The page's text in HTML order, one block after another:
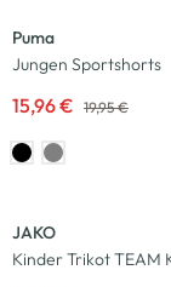
Puma
Jungen Sportshorts
15,96 € 19,95 €
JAKO
Kinder Trikot TEAM